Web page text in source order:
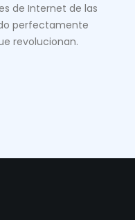
de Internet de las
perfectamente
revolucionan.